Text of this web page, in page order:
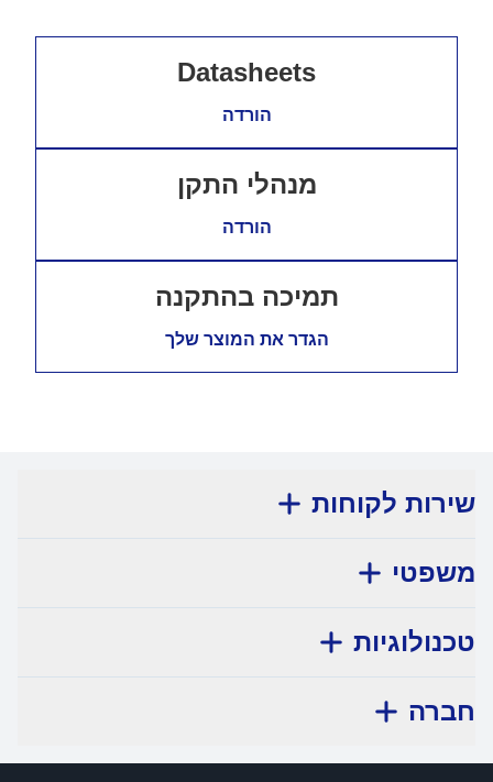
Datasheets
הורדה
מנהלי התקן
הורדה
תמיכה בהתקנה
הגדר את המוצר שלך
שירות לקוחות
משפטי
טכנולוגיות
חברה